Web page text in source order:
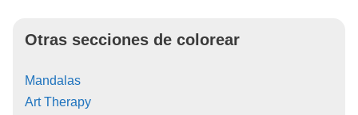
Otras secciones de colorear
Mandalas
Art Therapy